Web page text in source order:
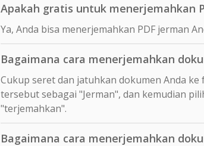
Apakah gratis untuk menerjemahkan
Ya, Anda bisa menerjemahkan PDF jerman
Bagaimana cara menerjemahkan
Cukup seret dan jatuhkan dokumen Anda
tersebut sebagai "Jerman", dan kemudian
"terjemahkan".
Bagaimana cara menerjemahkan